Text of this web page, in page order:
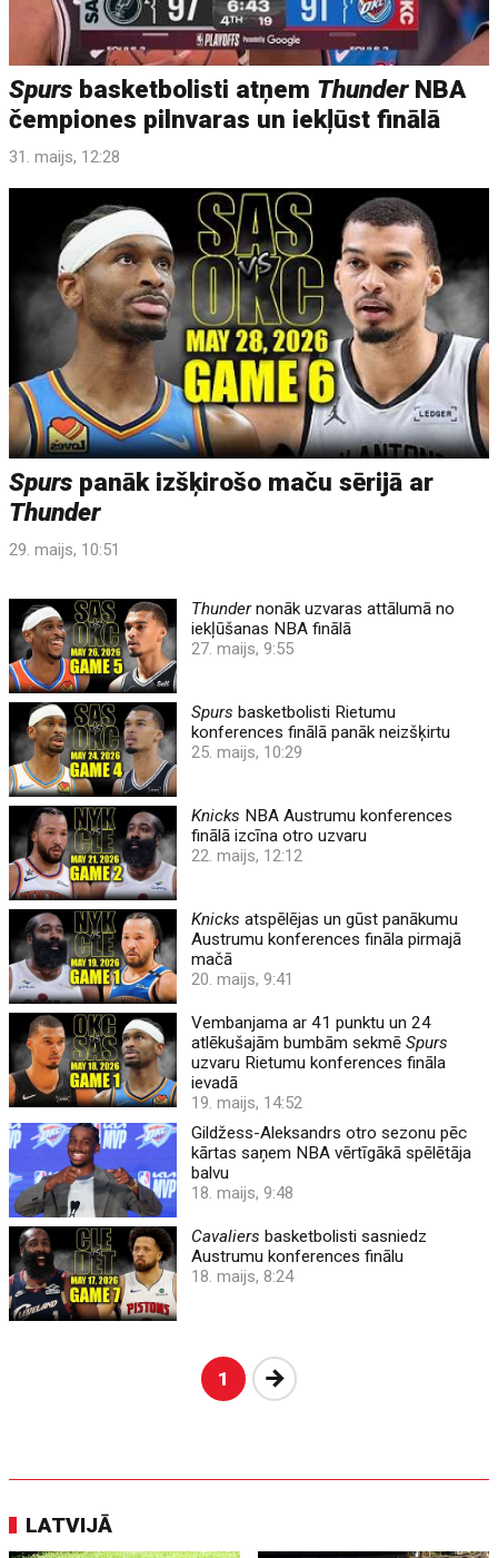
Spurs basketbolisti atņem ThunderNBA
čempiones pilnvaras un iekļūst finālā
31. maijs, 12:28
Spurs panāk izšķirošo maču sērijā ar
Thunder
29. maijs, 10:51
Thundernonāk uzvaras attālumā no
iekļūšanas NBA finālā
27. maijs, 9:55
Spurs basketbolisti Rietumu
konferences finālā panāk neizšķirtu
25. maijs, 10:29
Knicks NBA Austrumu konferences
finālā izcīna otro uzvaru
22. maijs, 12:12
Knicks atspēlējas un gūst panākumu
Austrumu konferences fināla pirmajā
mačā
20. maijs, 9:41
Vembanjama ar 41 punktu un 24
atlēkušajām bumbām sekmēSpurs
uzvaru Rietumu konferences fināla
ievadā
19. maijs, 14:52
Gildžess-Aleksandrs otro sezonu pēc
kārtas saņem NBA vērtīgākā spēlētāja
balvu
18. maijs, 9:48
Cavaliers basketbolisti sasniedz
Austrumu konferences finālu
18. maijs, 8:24
1 Nākošā
LATVIJĀ